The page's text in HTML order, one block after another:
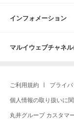
インフォメーション
マルイウェブチャネ
ご利用規約 プライ
個人情報の取り扱いに
丸井グループ カスタマ